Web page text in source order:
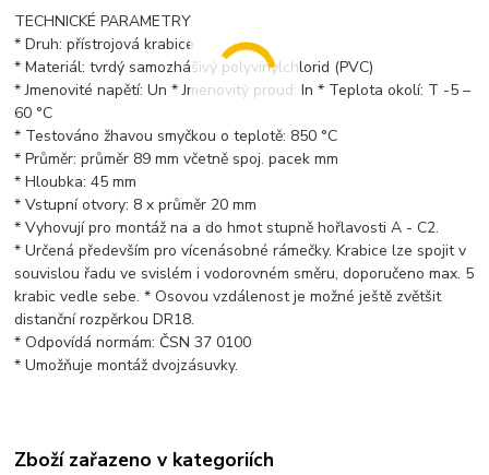
TECHNICKÉ PARAMETRY
* Druh: přístrojová krabice
* Materiál: tvrdý samozhášivý polyvinylchlorid (PVC)
* Jmenovité napětí: Un * Jmenovitý proud: In * Teplota okolí: T -5 –
60 °C
* Testováno žhavou smyčkou o teplotě: 850 °C
* Průměr: průměr 89 mm včetně spoj. pacek mm
* Hloubka: 45 mm
* Vstupní otvory: 8 x průměr 20 mm
* Vyhovují pro montáž na a do hmot stupně hořlavosti A - C2.
* Určená především pro vícenásobné rámečky. Krabice lze spojit v
souvislou řadu ve svislém i vodorovném směru, doporučeno max. 5
krabic vedle sebe. * Osovou vzdálenost je možné ještě zvětšit
distanční rozpěrkou DR18.
* Odpovídá normám: ČSN 37 0100
* Umožňuje montáž dvojzásuvky.
Zboží zařazeno v kategoriích